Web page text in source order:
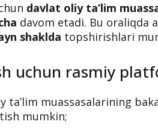
davlat oliy ta’lim
davom etadi. Bu oraliqda
shaklda topshirishlari
uchun rasmiy
ta’lim muassasalarining
mumkin;